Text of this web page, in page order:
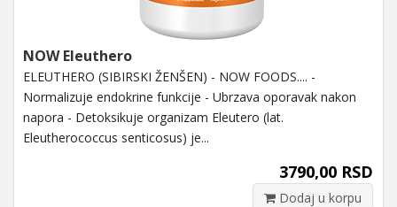
NOW Eleuthero
ELEUTHERO (SIBIRSKI ŽENŠEN) - NOW FOODS.... -
Normalizuje endokrine funkcije - Ubrzava oporavak nakon
napora - Detoksikuje organizam Eleutero (lat.
Eleutherococcus senticosus) je...
3790,00 RSD
Dodaj u korpu